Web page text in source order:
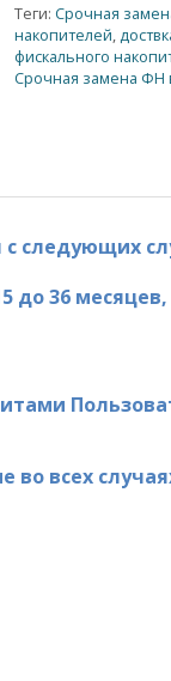
Теги: Срочная
накопителей,
фискального
Срочная замена ФН
с следующих
до 36
во всех